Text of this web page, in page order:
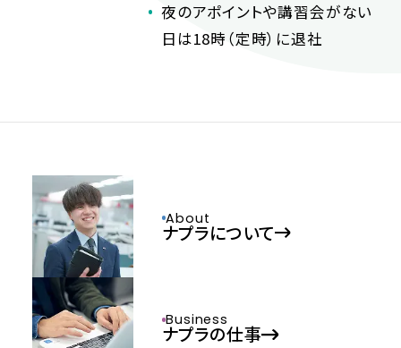
夜のアポイントや講習会がない
日は18時（定時）に退社
About
ナプラについて
Business
ナプラの仕事